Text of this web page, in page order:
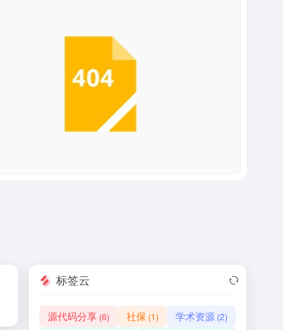
标签云
源代码分享 (6) 社保 (1) 学术资源 (2)